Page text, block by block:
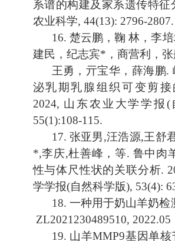
系谱的构建及家系遗传特征
农业科学, 44(13): 2796-2807.
16. 楚云鹏，鞠 林，李
建民，纪志宾* ，商营利，张
王勇，亓宝华，薛海鹏.
泌乳期乳腺组织可变剪
2024, 山东农业大学学报(
55(1):108-115.
17. 张亚男,汪浩源,王舒
*,李庆,杜善峰，等. 鲁中肉
性与体尺性状的关联分析.
学学报(自然科学版), 53(4):
18. 一种用于奶山羊奶检
ZL2021230489510, 2022.05
19. 山羊MMP9基因单核